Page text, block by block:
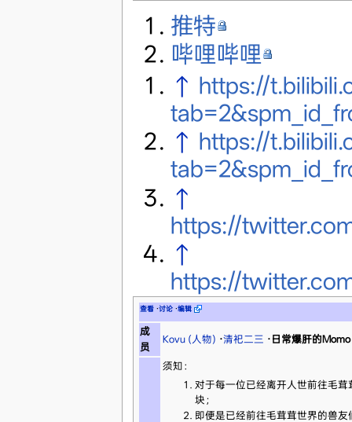
推特
哔哩哔哩
↑ https://
↑ https://
↑
https://
↑
https://
查看·讨论·编辑
成
员
Kovu (人物) ·清祀二三 · 日常爆肝的Momo
须知：
对于每一位已经离开人世前往毛
块；
即便是已经前往毛茸茸世界的兽友